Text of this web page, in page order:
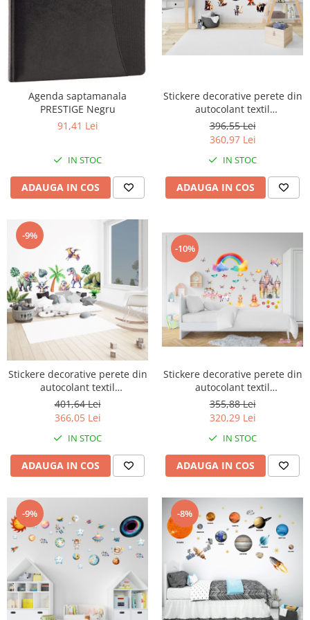
Suporturi pentru accesorii
Suporturi pentru documente
Tusuri si tusiere
Odorizante
Produse din hartie
Prosoape din hartie
Sapunuri si dezinfectanti
Uz universal
Agenda saptamanala
PRESTIGE Negru
91,41 Lei
IN STOC
ADAUGA IN COS
Stickere decorative perete din
autocolant textil
repozitionabil Alfabetul cu
animale
396,55 Lei
360,97 Lei
IN STOC
ADAUGA IN COS
-9%
Stickere decorative perete din
autocolant textil
repozitionabil model
dinozauri
401,64 Lei
366,05 Lei
IN STOC
ADAUGA IN COS
-10%
Stickere decorative perete din
autocolant textil
repozitionabil printese, castel,
unicorn
355,88 Lei
320,29 Lei
IN STOC
ADAUGA IN COS
-9% -8%